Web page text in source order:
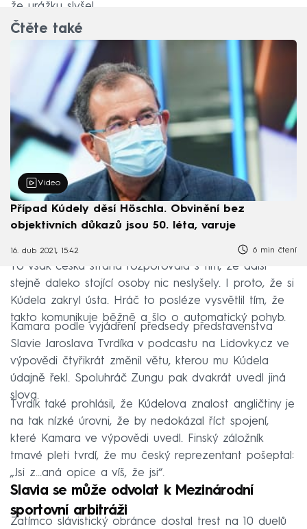
že urážku slyšel.
Čtěte také
Video
Případ Kúdely děsí Höschla. Obvinění bez
objektivních důkazů jsou 50. léta, varuje
16. dub 2021, 15:42 6 min čtení
To však česká strana rozporovala s tím, že další
stejně daleko stojící osoby nic neslyšely. I proto, že si
Kúdela zakryl ústa. Hráč to posléze vysvětlil tím, že
takto komunikuje běžně a šlo o automatický pohyb.
Kamara podle vyjádření předsedy představenstva
Slavie Jaroslava Tvrdíka v podcastu na Lidovky.cz ve
výpovědi čtyřikrát změnil větu, kterou mu Kúdela
údajně řekl. Spoluhráč Zungu pak dvakrát uvedl jiná
slova.
Tvrdík také prohlásil, že Kúdelova znalost angličtiny je
na tak nízké úrovni, že by nedokázal říct spojení,
které Kamara ve výpovědi uvedl. Finský záložník
tmavé pleti tvrdí, že mu český reprezentant pošeptal:
„Jsi z...aná opice a víš, že jsi“.
Slavia se může odvolat k Mezinárodní
sportovní arbitráži
Zatímco slávistický obránce dostal trest na 10 duelů